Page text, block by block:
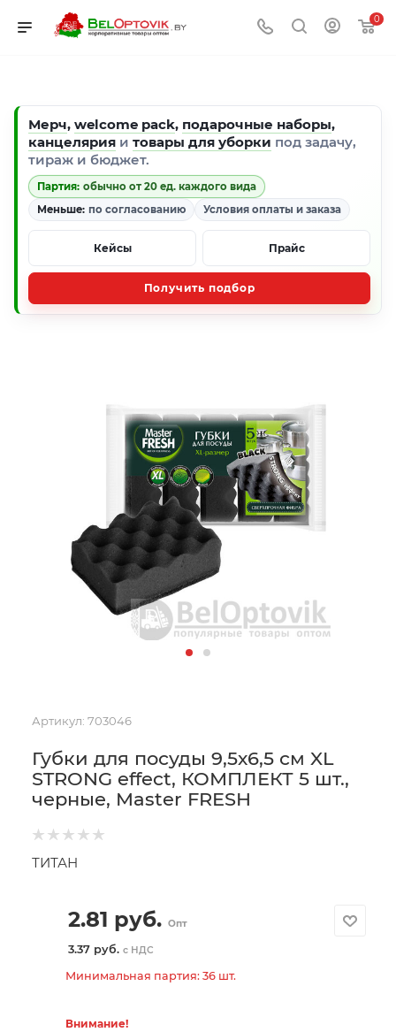
0
Мерч, welcome pack, подарочные наборы,
канцелярия и товары для уборки под задачу,
тираж и бюджет.
Партия: обычно от 20 ед. каждого вида
Меньше: по согласованию Условия оплаты и заказа
Кейсы Прайс
Получить подбор
Артикул: 703046
Губки для посуды 9,5х6,5 см XL
STRONG effect, КОМПЛЕКТ 5 шт.,
черные, Master FRESH
ТИТАН
2.81 руб. Опт
3.37 руб. с НДС
Минимальная партия: 36 шт.
Внимание!